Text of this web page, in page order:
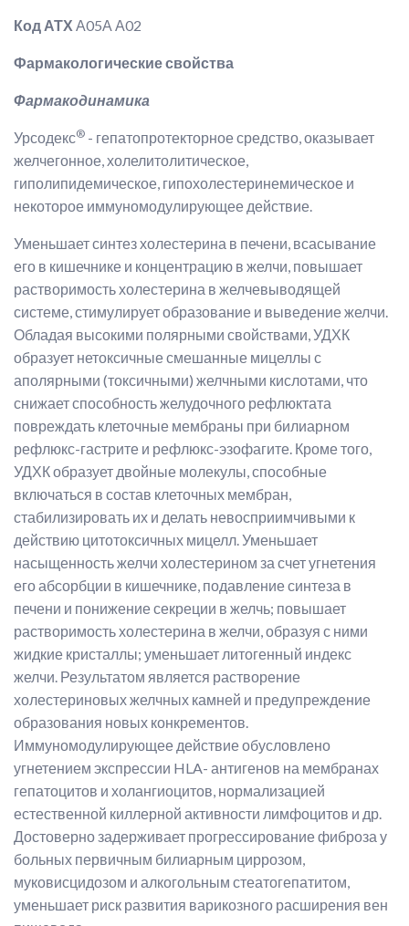
Код АТХ А05А А02
Фармакологические свойства
Фармакодинамика
Урсодекс® - гепатопротекторное средство, оказывает
желчегонное, холелитолитическое,
гиполипидемическое, гипохолестеринемическое и
некоторое иммуномодулирующее действие.
Уменьшает синтез холестерина в печени, всасывание
его в кишечнике и концентрацию в желчи, повышает
растворимость холестерина в желчевыводящей
системе, стимулирует образование и выведение желчи.
Обладая высокими полярными свойствами, УДХК
образует нетоксичные смешанные мицеллы с
аполярными (токсичными) желчными кислотами, что
снижает способность желудочного рефлюктата
повреждать клеточные мембраны при билиарном
рефлюкс-гастрите и рефлюкс-эзофагите. Кроме того,
УДХК образует двойные молекулы, способные
включаться в состав клеточных мембран,
стабилизировать их и делать невосприимчивыми к
действию цитотоксичных мицелл. Уменьшает
насыщенность желчи холестерином за счет угнетения
его абсорбции в кишечнике, подавление синтеза в
печени и понижение секреции в желчь; повышает
растворимость холестерина в желчи, образуя с ними
жидкие кристаллы; уменьшает литогенный индекс
желчи. Результатом является растворение
холестериновых желчных камней и предупреждение
образования новых конкрементов.
Иммуномодулирующее действие обусловлено
угнетением экспрессии HLA- антигенов на мембранах
гепатоцитов и холангиоцитов, нормализацией
естественной киллерной активности лимфоцитов и др.
Достоверно задерживает прогрессирование фиброза у
больных первичным билиарным циррозом,
муковисцидозом и алкогольным стеатогепатитом,
уменьшает риск развития варикозного расширения вен